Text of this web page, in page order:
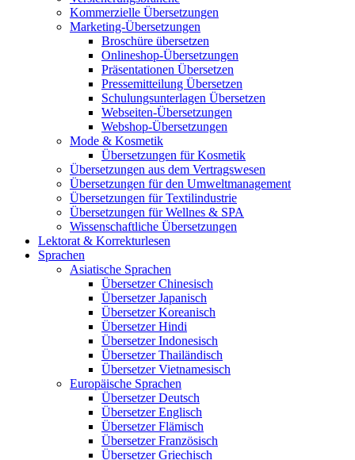
Kommerzielle Übersetzungen
Marketing-Übersetzungen
Broschüre übersetzen
Onlineshop-Übersetzungen
Präsentationen Übersetzen
Pressemitteilung Übersetzen
Schulungsunterlagen Übersetzen
Webseiten-Übersetzungen
Webshop-Übersetzungen
Mode & Kosmetik
Übersetzungen für Kosmetik
Übersetzungen aus dem Vertragswesen
Übersetzungen für den Umweltmanagement
Übersetzungen für Textilindustrie
Übersetzungen für Wellnes & SPA
Wissenschaftliche Übersetzungen
Lektorat & Korrekturlesen
Sprachen
Asiatische Sprachen
Übersetzer Chinesisch
Übersetzer Japanisch
Übersetzer Koreanisch
Übersetzer Hindi
Übersetzer Indonesisch
Übersetzer Thailändisch
Übersetzer Vietnamesisch
Europäische Sprachen
Übersetzer Deutsch
Übersetzer Englisch
Übersetzer Flämisch
Übersetzer Französisch
Übersetzer Griechisch